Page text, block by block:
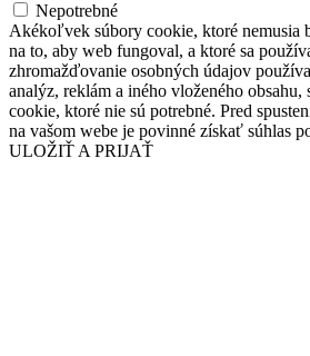
Nepotrebné
Akékoľvek súbory cookie, ktoré nemusia
na to, aby web fungoval, a ktoré sa
zhromažďovanie osobných údajov
analýz, reklám a iného vloženého obsahu,
cookie, ktoré nie sú potrebné. Pred
na vašom webe je povinné získať súhlas
ULOŽIŤ A PRIJAŤ